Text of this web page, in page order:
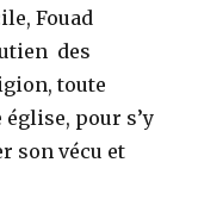
Fouad
des
toute
pour s’y
son vécu et